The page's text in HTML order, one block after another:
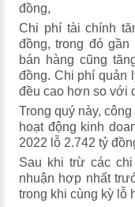
đồng,
Chi phí tài chính
đồng, trong đó
bán hàng cũng
đồng. Chi phí quản
đều cao hơn so với
Trong quý này,
hoạt động kinh
2022 lỗ 2.742 tỷ
Sau khi trừ các
nhuận hợp nhất
trong khi cùng kỳ lỗ